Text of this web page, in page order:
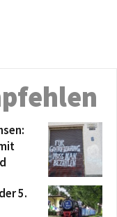
5.